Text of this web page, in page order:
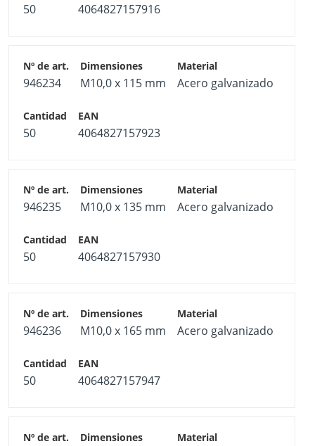
50 4064827157916
946234 M10,0 x 115 mm Acero galvanizado
50 4064827157923
946235 M10,0 x 135 mm Acero galvanizado
50 4064827157930
946236 M10,0 x 165 mm Acero galvanizado
50 4064827157947